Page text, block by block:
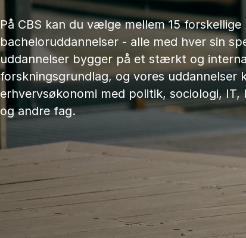
På CBS kan du vælge mellem 15 forskellige
bacheloruddannelser - alle med hver sin
uddannelser bygger på et stærkt og
forskningsgrundlag, og vores uddannelser
erhvervsøkonomi med politik, sociologi, IT,
og andre fag.